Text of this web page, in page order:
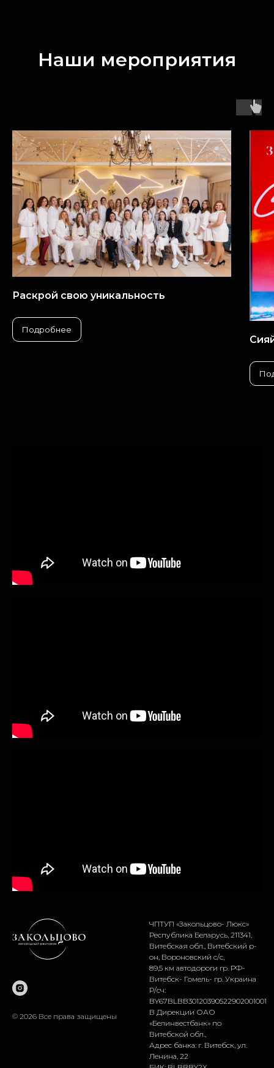
Наши мероприятия
Раскрой свою уникальность
Подробнее
© 2026 Все права защищены
ЧПТУП «Закольцово- Люкс»
Республика Беларусь, 211341,
Витебская обл., Витебский р-
он, Вороновский с/с,
89,5 км автодороги гр. РФ-
Витебск- Гомель- гр. Украина
Р/сч:
BY67BLBB30120390522902001001
В Дирекции ОАО
«Белинвестбанк» по
Витебской обл.,
Адрес банка: г. Витебск, ул.
Ленина, 22